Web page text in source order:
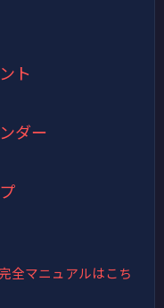
ト
ダー
全マニュアルはこち